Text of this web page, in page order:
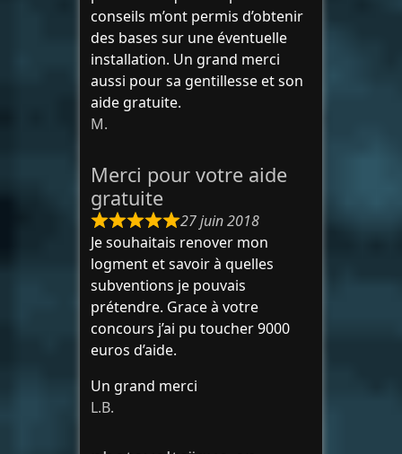
conseils m’ont permis d’obtenir
des bases sur une éventuelle
installation. Un grand merci
aussi pour sa gentillesse et son
aide gratuite.
M.
Merci pour votre aide
gratuite
27 juin 2018
Je souhaitais renover mon
logment et savoir à quelles
subventions je pouvais
prétendre. Grace à votre
concours j’ai pu toucher 9000
euros d’aide.
Un grand merci
L.B.